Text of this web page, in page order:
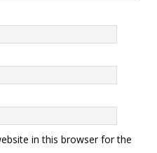
in this browser for the